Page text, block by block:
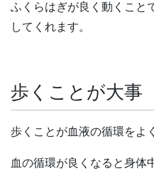
ふくらはぎが良く動くこと
してくれます。
歩くことが大事
歩くことが血液の循環をよ
血の循環が良くなると身体